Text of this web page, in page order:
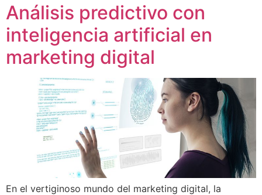
Análisis predictivo con
inteligencia artificial en
marketing digital
En el vertiginoso mundo del marketing digital, la